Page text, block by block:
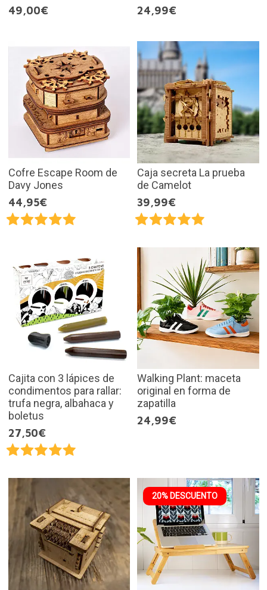
49,00€
24,99€
Cofre Escape Room de
Davy Jones
44,95€
Caja secreta La prueba
de Camelot
39,99€
Cajita con 3 lápices de
condimentos para rallar:
trufa negra, albahaca y
boletus
27,50€
Walking Plant: maceta
original en forma de
zapatilla
24,99€
20% DESCUENTO